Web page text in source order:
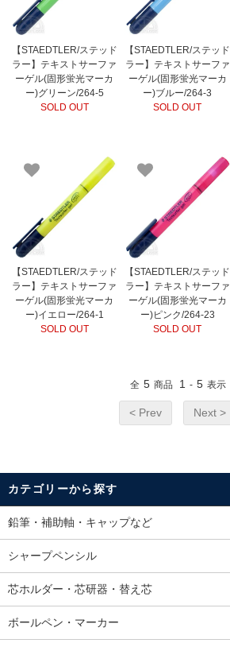
【STAEDTLER/ステッド
ラー】テキストサーファ
ーゲル(固形蛍光マーカ
ー)グリーン/264-5
SOLD OUT
【STAEDTLER/ステッド
ラー】テキストサーファ
ーゲル(固形蛍光マーカ
ー)ブルー/264-3
SOLD OUT
【STAEDTLER/ステッド
ラー】テキストサーファ
ーゲル(固形蛍光マーカ
ー)イエロー/264-1
SOLD OUT
【STAEDTLER/ステッド
ラー】テキストサーファ
ーゲル(固形蛍光マーカ
ー)ピンク/264-23
SOLD OUT
全 5 商品 1 - 5 表示
< Prev Next >
カテゴリーから探す
鉛筆・補助軸・キャップなど
シャープペンシル
芯ホルダー・芯研器・替え芯
ボールペン・マーカー